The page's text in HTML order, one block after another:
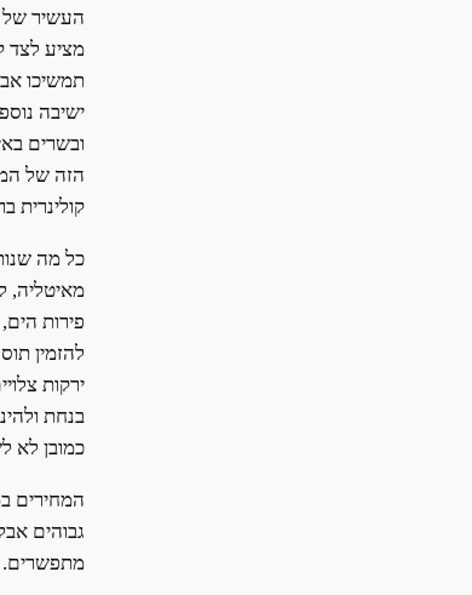
העשיר
מציע לצד
תמשיכו
ישיבה
ובשרים
הזה של
קולינרית
כל מה
מאיטליה,
פירות
להזמין
ירקות
בנחת
כמובן לא
המחירים
גבוהים
מתפשרים.